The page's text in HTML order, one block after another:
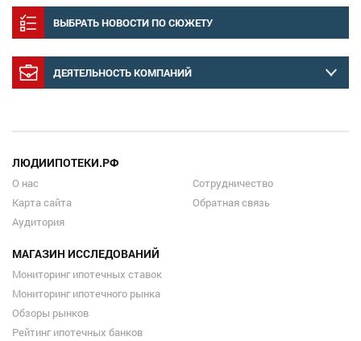
ВЫБРАТЬ НОВОСТИ ПО СЮЖЕТУ
ДЕЯТЕЛЬНОСТЬ КОМПАНИЙ
ЛЮДИИПОТЕКИ.РФ
О нас
Карта сайта
Аудитория
Сотрудничество
Обратная связь
МАГАЗИН ИССЛЕДОВАНИЙ
Мониторинг ипотечных ставок
Мониторинг ипотечного рынка
Обзоры рынков
Рейтинг ипотечных банков